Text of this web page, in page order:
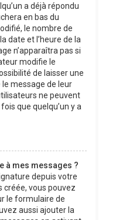
a déjà répondu
en bas du
le nombre de
date et l’heure de la
n’apparaîtra pas si
modifie le
de laisser une
message de leur
ne peuvent
que quelqu’un y a
à mes messages ?
depuis votre
créée, vous pouvez
le formulaire de
aussi ajouter la